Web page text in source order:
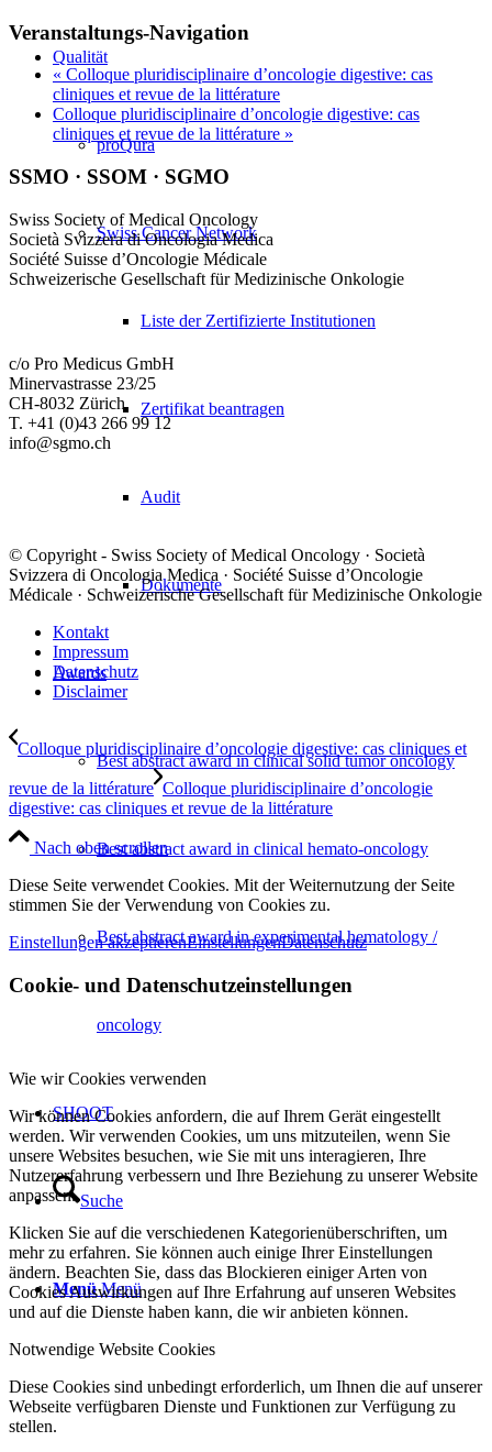
Qualität
proQura
Swiss Cancer Network
Liste der Zertifizierte Institutionen
Zertifikat beantragen
Audit
Dokumente
Awards
Best abstract award in clinical solid tumor oncology
Best abstract award in clinical hemato-oncology
Best abstract award in experimental hematology /
oncology
SHOOT
Suche
Menü Menü
Veranstaltungs-Navigation
« Colloque pluridisciplinaire d’oncologie digestive: cas
cliniques et revue de la littérature
Colloque pluridisciplinaire d’oncologie digestive: cas
cliniques et revue de la littérature »
SSMO · SSOM · SGMO
Swiss Society of Medical Oncology
Società Svizzera di Oncologia Medica
Société Suisse d’Oncologie Médicale
Schweizerische Gesellschaft für Medizinische Onkologie
c/o Pro Medicus GmbH
Minervastrasse 23/25
CH-8032 Zürich
T. +41 (0)43 266 99 12
info@sgmo.ch
© Copyright - Swiss Society of Medical Oncology · Società
Svizzera di Oncologia Medica · Société Suisse d’Oncologie
Médicale · Schweizerische Gesellschaft für Medizinische Onkologie
Kontakt
Impressum
Datenschutz
Disclaimer
Colloque pluridisciplinaire d’oncologie digestive: cas cliniques et
revue de la littérature Colloque pluridisciplinaire d’oncologie
digestive: cas cliniques et revue de la littérature
Nach oben scrollen
Diese Seite verwendet Cookies. Mit der Weiternutzung der Seite
stimmen Sie der Verwendung von Cookies zu.
Einstellungen akzeptierenEinstellungenDatenschutz
Cookie- und Datenschutzeinstellungen
Wie wir Cookies verwenden
Wir können Cookies anfordern, die auf Ihrem Gerät eingestellt
werden. Wir verwenden Cookies, um uns mitzuteilen, wenn Sie
unsere Websites besuchen, wie Sie mit uns interagieren, Ihre
Nutzererfahrung verbessern und Ihre Beziehung zu unserer Website
anpassen.
Klicken Sie auf die verschiedenen Kategorienüberschriften, um
mehr zu erfahren. Sie können auch einige Ihrer Einstellungen
ändern. Beachten Sie, dass das Blockieren einiger Arten von
Cookies Auswirkungen auf Ihre Erfahrung auf unseren Websites
und auf die Dienste haben kann, die wir anbieten können.
Notwendige Website Cookies
Diese Cookies sind unbedingt erforderlich, um Ihnen die auf unserer
Webseite verfügbaren Dienste und Funktionen zur Verfügung zu
stellen.